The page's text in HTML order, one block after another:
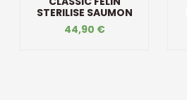
STERILISE SAUMON
44,90 €